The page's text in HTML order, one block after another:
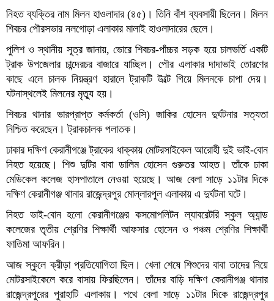
নিহত ব্যক্তির নাম মিলন হাওলাদার (৪৫)। তিনি বাঁশ ব্যবসায়ী ছিলেন। মিলন
শিবচর পৌরসভার নলগোড়া এলাকার মালাই হাওলাদারের ছেলে।
পুলিশ ও স্থানীয় সূত্র জানায়, ভোরে শিবচর-পাঁচ্চর সড়ক হয়ে চালভর্তি একটি
ট্রাক উপজেলার চান্দেরচর বাজারে যাচ্ছিল। পৌর এলাকার দাদাভাই তোরণের
কাছে এলে চালক নিয়ন্ত্রণ হারালে ট্রাকটি উল্টে গিয়ে মিলনকে চাপা দেয়।
ঘটনাস্থলেই মিলনের মৃত্যু হয়।
শিবচর থানার ভারপ্রাপ্ত কর্মকর্তা (ওসি) জাকির হোসেন দুর্ঘটনার সত্যতা
নিশ্চিত করেছেন। ট্রাকচালক পলাতক।
ঢাকার দক্ষিণ কেরানীগঞ্জে ট্রাকের ধাক্কায় মোটরসাইকেল আরোহী দুই ভাই-বোন
নিহত হয়েছে। শিশু দুটির বাবা ডালিম হোসেন গুরুতর আহত। তাঁকে ঢাকা
মেডিকেল কলেজ হাসপাতালে নেওয়া হয়েছে। আজ বেলা সাড়ে ১১টার দিকে
দক্ষিণ কেরানীগঞ্জ থানার রাজেন্দ্রপুর মোল্লারপুল এলাকায় এ দুর্ঘটনা ঘটে।
নিহত ভাই-বোন হলো কেরানীগঞ্জের কসমোপলিটন ল্যাবরেটরি স্কুল অ্যান্ড
কলেজের তৃতীয় শ্রেণির শিক্ষার্থী আফসার হোসেন ও পঞ্চম শ্রেণির শিক্ষার্থী
ফাতিমা আফরিন।
আজ স্কুলে ক্রীড়া প্রতিযোগিতা ছিল। খেলা শেষে শিশুদের বাবা তাদের নিয়ে
মোটরসাইকেলে করে বাসায় ফিরছিলেন। তাঁদের বাড়ি দক্ষিণ কেরানীগঞ্জ থানার
রাজেন্দ্রপুরের পুরাহাটি এলাকায়। পথে বেলা সাড়ে ১১টার দিকে রাজেন্দ্রপুর